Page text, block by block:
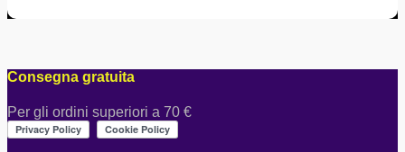
Consegna gratuita
Per gli ordini superiori a 70 €